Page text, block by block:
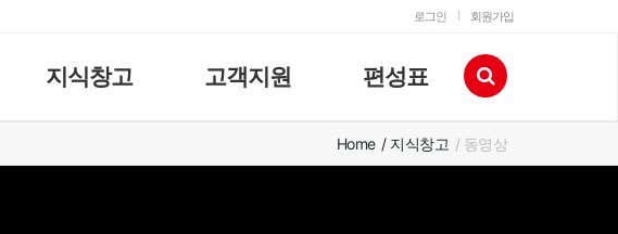
로그인 회원가입
지식창고 고객지원 편성표
Home / 지식창고 / 동영상